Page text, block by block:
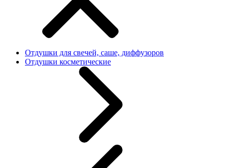
Отдушки для свечей, саше, диффузоров
Отдушки косметические